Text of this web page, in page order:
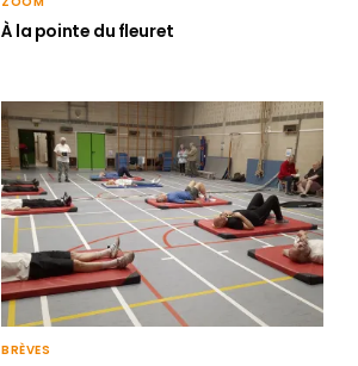
À la pointe du fleuret
BRÈVES